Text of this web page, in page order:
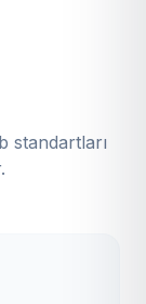
standartları